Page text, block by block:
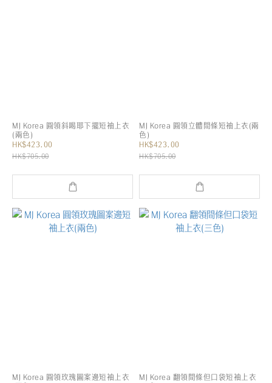
MJ Korea 圓領斜喝耶下擺短袖上衣
(兩色)
HK$423.00
HK$705.00
MJ Korea 圓領立體間條短袖上衣(兩
色)
HK$423.00
HK$705.00
MJ Korea 圓領玫瑰圖案邊短袖上衣
MJ Korea 翻領間條但口袋短袖上衣